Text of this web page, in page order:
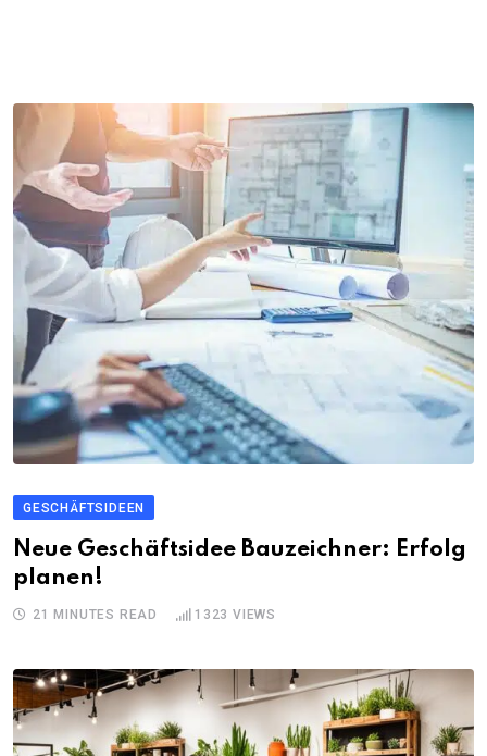
GESCHÄFTSIDEEN
Neue Geschäftsidee Bauzeichner: Erfolg
planen!
21 MINUTES READ 1323 VIEWS